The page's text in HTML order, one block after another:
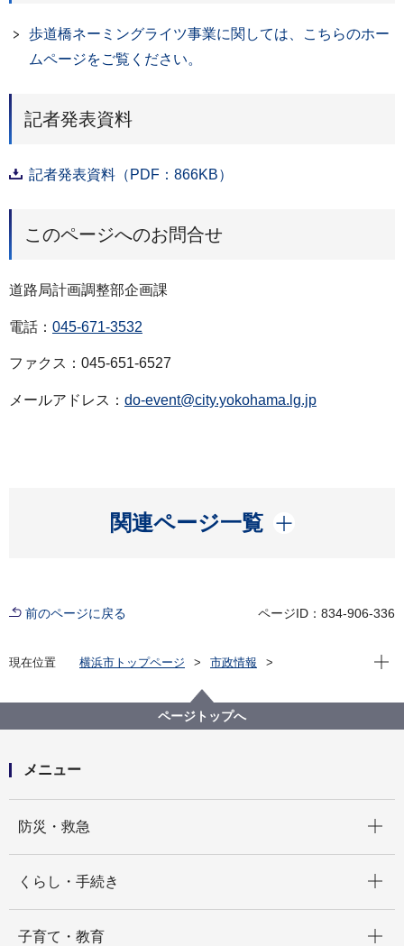
歩道橋ネーミングライツ事業に関しては、こちらのホー
ムページをご覧ください。
記者発表資料
記者発表資料（PDF：866KB）
このページへのお問合せ
道路局計画調整部企画課
電話： 045-671-3532
ファクス：045-651-6527
メールアドレス： do-event@city.yokohama.lg.jp
関連ページ一覧
開く
前のページに戻る ページID：834-906-336
現在位置 横浜市トップページ
市政情報
記者発表 2021年度
「株式会社 丸産技研」と歩道橋ネーミングライツ契
約を締結し、愛称が標示されました！
現在
ページトップへ
メニュー
防災・救急
くらし・手続き
子育て・教育